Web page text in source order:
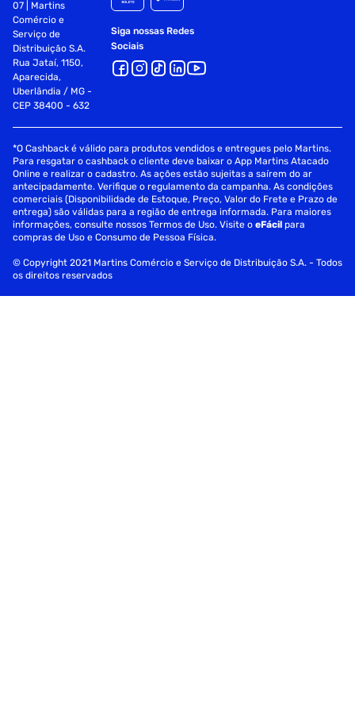
07 | Martins
Comércio e
Serviço de
Distribuição S.A.
Rua Jataí, 1150,
Aparecida,
Uberlândia / MG -
CEP 38400 - 632
Siga nossas Redes
Sociais
*O Cashback é válido para produtos vendidos e entregues pelo Martins.
Para resgatar o cashback o cliente deve baixar o App Martins Atacado
Online e realizar o cadastro. As ações estão sujeitas a saírem do ar
antecipadamente. Verifique o regulamento da campanha. As condições
comerciais (Disponibilidade de Estoque, Preço, Valor do Frete e Prazo de
entrega) são válidas para a região de entrega informada. Para maiores
informações, consulte nossos Termos de Uso. Visite oeFácil para
compras de Uso e Consumo de Pessoa Física.
© Copyright 2021 Martins Comércio e Serviço de Distribuição S.A. - Todos
os direitos reservados